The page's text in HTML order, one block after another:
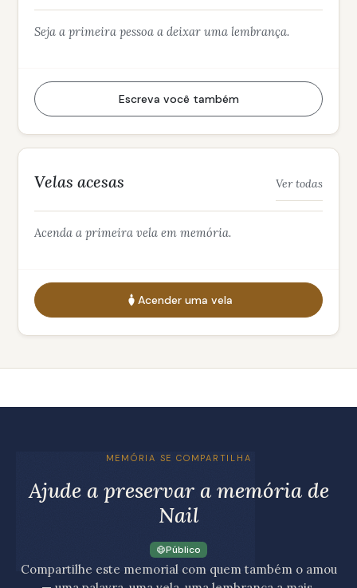
Seja a primeira pessoa a deixar uma lembrança.
Escreva você também
Velas acesas Ver todas
Acenda a primeira vela em memória.
Acender uma vela
MEMÓRIA SE COMPARTILHA
Ajude a preservar a memória de
Nail
Público
Compartilhe este memorial com quem também o amou